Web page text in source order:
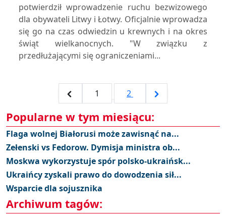
potwierdził wprowadzenie ruchu bezwizowego
dla obywateli Litwy i Łotwy. Oficjalnie wprowadza
się go na czas odwiedzin u krewnych i na okres
świąt wielkanocnych. "W związku z
przedłużającymi się ograniczeniami...
1 2
Popularne w tym miesiącu:
Flaga wolnej Białorusi może zawisnąć na...
Zełenski vs Fedorow. Dymisja ministra ob...
Moskwa wykorzystuje spór polsko-ukraińsk...
Ukraińcy zyskali prawo do dowodzenia sił...
Wsparcie dla sojusznika
Archiwum tagów: